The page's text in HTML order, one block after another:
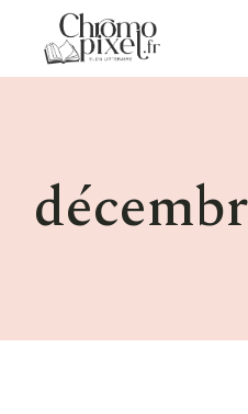
content